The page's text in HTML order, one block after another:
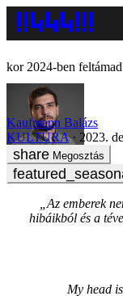
2024-ben
Kaufmann Balázs
KULTÚRA
2023.
Megosztás
„Az emberek
hibáikból és a
My head